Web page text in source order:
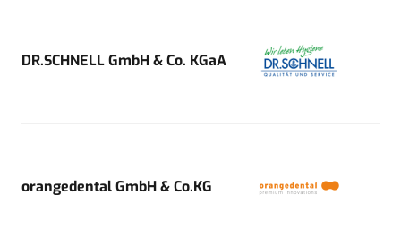
DR.SCHNELL GmbH & Co. KGaA
orangedental GmbH & Co.KG